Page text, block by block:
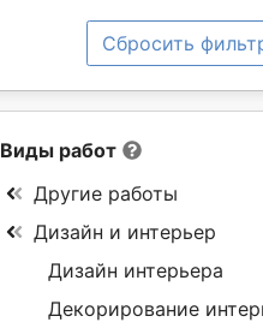
Сбросить
Виды работ
Другие работы
Дизайн и интерьер
Дизайн интерьера
Декорирование